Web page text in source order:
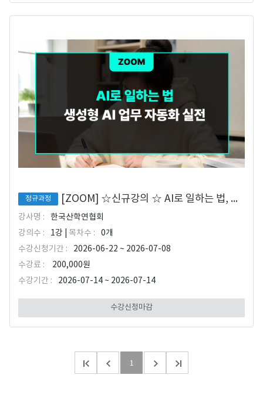
정규과정 [ZOOM] ☆신규강의 ☆ AI로 일하는 법, 생성형 AI 업무 자동화 실전
강사명 :
한국산학연협회
강의수 :
1강 | 목차수 :
0개
수강신청기간 :
2026-06-22 ~ 2026-07-08
수강료 :
200,000원
수강기간 :
2026-07-14 ~ 2026-07-14
수강신청마감
1